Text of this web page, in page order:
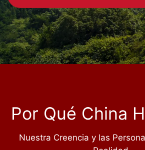
Por Qué China
Nuestra Creencia y las